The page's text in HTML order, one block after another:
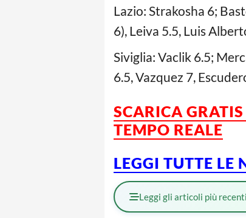
Lazio: Strakosha 6;
6), Leiva 5.5, Luis
Siviglia: Vaclik 6.5;
6.5, Vazquez 7,
SCARICA
TEMPO REALE
LEGGI TUTTE LE
Leggi gli articoli più